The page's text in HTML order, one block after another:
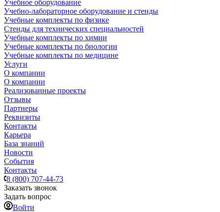
Учебное оборудование
Учебно-лабораторное оборудование и стенды
Учебные комплекты по физике
Стенды для технических специальностей
Учебные комплекты по химии
Учебные комплекты по биологии
Учебные комплекты по медицине
Услуги
О компании
О компании
Реализованные проекты
Отзывы
Партнеры
Реквизиты
Контакты
Карьера
База знаний
Новости
События
Контакты
8 (800) 707-44-73
Заказать звонок
Задать вопрос
Войти